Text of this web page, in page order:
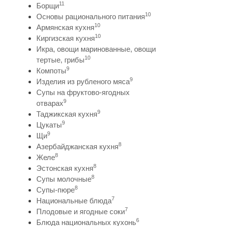
Борщи11
Основы рационального питания10
Армянская кухня10
Киргизская кухня10
Икра, овощи маринованные, овощи
тертые, грибы10
Компоты9
Изделия из рубленого мяса9
Супы на фруктово-ягодных
отварах9
Таджикская кухня9
Цукаты9
Щи9
Азербайджанская кухня8
Желе8
Эстонская кухня8
Супы молочные8
Супы-пюре8
Национальные блюда7
Плодовые и ягодные соки7
Блюда национальных кухонь6